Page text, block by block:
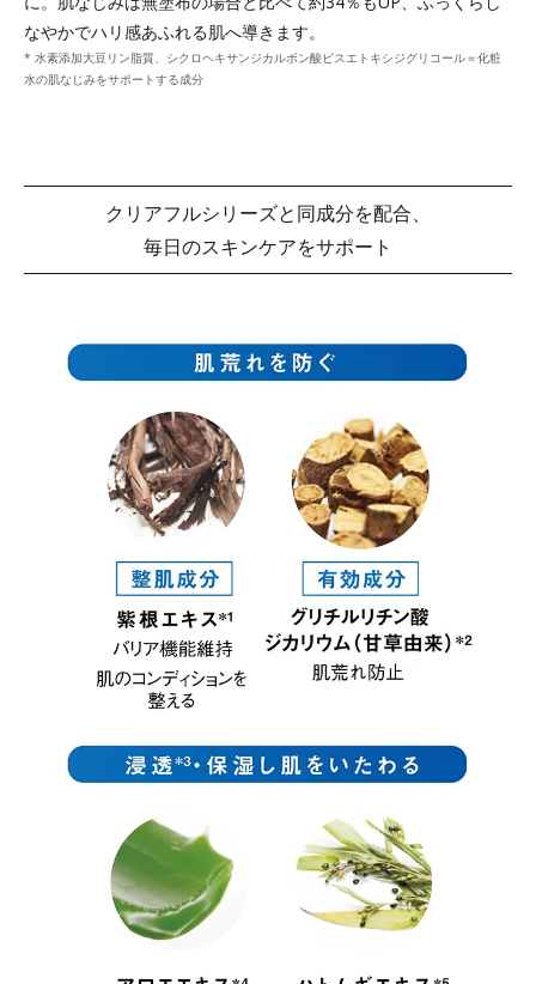
なやかでハリ感あふれる肌へ導きます。
* 水素添加大豆リン脂質、シクロヘキサンジカルボン酸ビスエトキシジグリコール＝化粧
水の肌なじみをサポートする成分
クリアフルシリーズと同成分を配合、
毎日のスキンケアをサポート